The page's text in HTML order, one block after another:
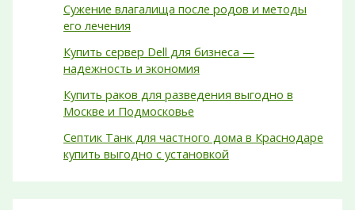
Сужение влагалища после родов и методы
его лечения
Купить сервер Dell для бизнеса —
надежность и экономия
Купить раков для разведения выгодно в
Москве и Подмосковье
Септик Танк для частного дома в Краснодаре
купить выгодно с установкой